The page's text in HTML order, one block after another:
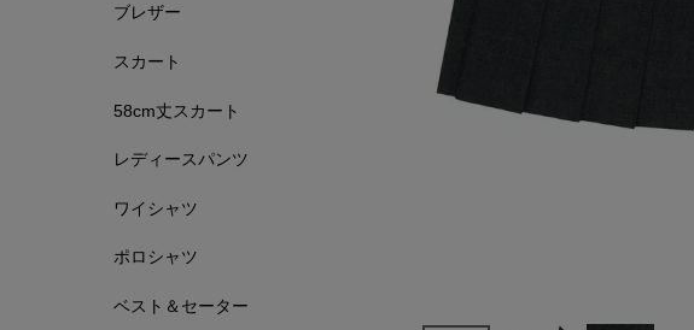
ブレザー
スカート
58cm丈スカート
レディースパンツ
ワイシャツ
ポロシャツ
ベスト＆セーター